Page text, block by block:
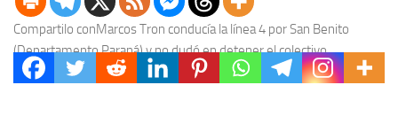
Compartilo conMarcos Tron conducía la línea 4 por San Benito
(Departamento Paraná) y no dudó en detener el colectivo
practicarle maniobras a un niño que...